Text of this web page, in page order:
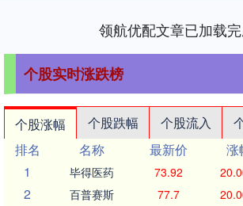
领航优配文章已加载
个股实时涨跌榜
个股涨幅 个股跌幅 个股流入
排名
名称 最新价 涨
1
毕得医药 73.92
2 百普赛斯 77.7